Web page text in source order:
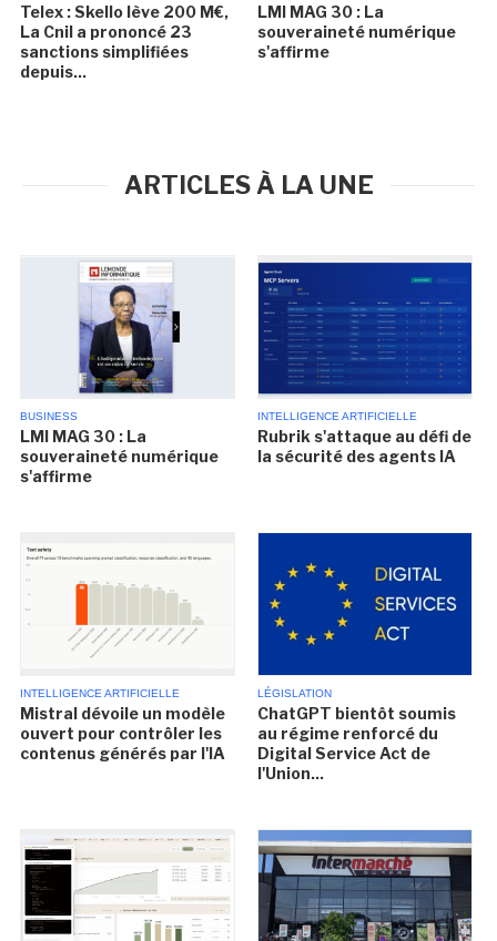
Telex : Skello lève 200 M€,
La Cnil a prononcé 23
sanctions simplifiées
depuis...
LMI MAG 30 : La
souveraineté numérique
s'affirme
ARTICLES À LA UNE
BUSINESS
LMI MAG 30 : La
souveraineté numérique
s'affirme
INTELLIGENCE ARTIFICIELLE
Rubrik s'attaque au défi de
la sécurité des agents IA
INTELLIGENCE ARTIFICIELLE
Mistral dévoile un modèle
ouvert pour contrôler les
contenus générés par l'IA
LÉGISLATION
ChatGPT bientôt soumis
au régime renforcé du
Digital Service Act de
l'Union...